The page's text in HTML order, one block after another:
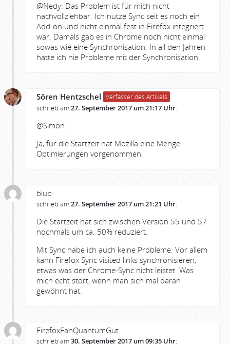
@Nedy: Das Problem ist für mich nicht
nachvollziehbar. Ich nutze Sync seit es noch ein
Add-on und nicht einmal fest in Firefox integriert
war. Damals gab es in Chrome noch nicht einmal
sowas wie eine Synchronisation. In all den Jahren
hatte ich nie Probleme mit der Synchronisation.
Sören Hentzschel Verfasser des Artikels
schrieb am27. September 2017 um 21:17 Uhr:
@Simon:
Ja, für die Startzeit hat Mozilla eine Menge
Optimierungen vorgenommen.
blub
schrieb am27. September 2017 um 21:21 Uhr:
Die Startzeit hat sich zwischen Version 55 und 57
nochmals um ca. 50% reduziert.
Mit Sync habe ich auch keine Probleme. Vor allem
kann Firefox Sync visited links synchronisieren,
etwas was der Chrome-Sync nicht leistet. Was
mich echt stört, wenn man sich mal daran
gewöhnt hat.
FirefoxFanQuantumGut
schrieb am30. September 2017 um 09:35 Uhr: